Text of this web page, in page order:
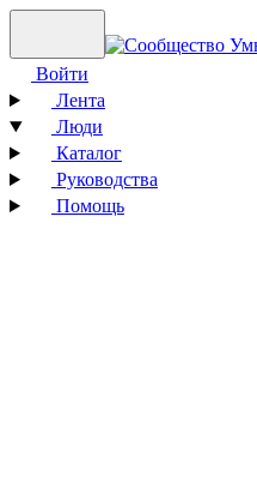
Войти
Лента
Люди
Каталог
Руководства
Помощь